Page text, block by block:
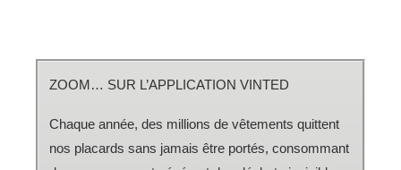
ZOOM… SUR L’APPLICATION VINTED
Chaque année, des millions de vêtements quittent
nos placards sans jamais être portés, consommant